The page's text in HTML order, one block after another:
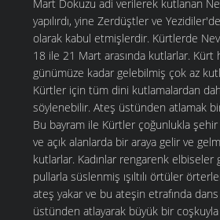
Mart Dokuzu adi verilerek kutlanan
yapılırdı, yine Zerdüştler ve
olarak kabul etmişlerdir. Kürtlerde
18 ile 21 Mart arasında kutlarlar. Kürt
günümüze kadar gelebilmiş çok az
Kürtler için tüm dini kutlamalardan
söylenebilir. Ateş üstünden atlamak
Bu bayram ile Kürtler çoğunlukla şehir
ve açık alanlarda bir araya gelir ve
kutlarlar. Kadınlar rengarenk elbiseler
pullarla süslenmiş ışıltılı örtüler
ateş yakar ve bu ateşin etrafında
üstünden atlayarak büyük bir coşkuyla